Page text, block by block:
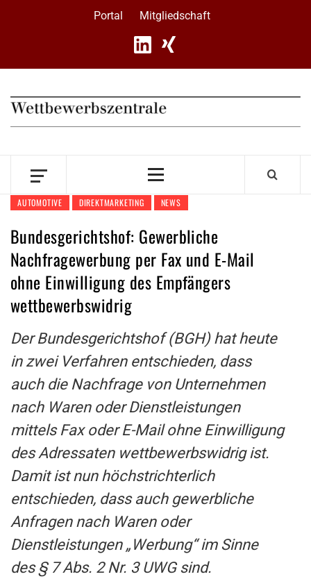
Portal Mitgliedschaft
Primary
AUTOMOTIVE DIREKTMARKETING NEWS
Bundesgerichtshof: Gewerbliche
Nachfragewerbung per Fax und E-Mail
ohne Einwilligung des Empfängers
wettbewerbswidrig
Der Bundesgerichtshof (BGH) hat heute
in zwei Verfahren entschieden, dass
auch die Nachfrage von Unternehmen
nach Waren oder Dienstleistungen
mittels Fax oder E-Mail ohne Einwilligung
des Adressaten wettbewerbswidrig ist.
Damit ist nun höchstrichterlich
entschieden, dass auch gewerbliche
Anfragen nach Waren oder
Dienstleistungen „Werbung“ im Sinne
des § 7 Abs. 2 Nr. 3 UWG sind.